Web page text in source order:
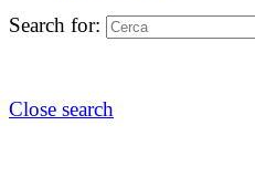
Search for:
Close search